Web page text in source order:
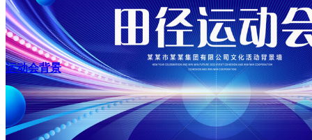
运动会背景